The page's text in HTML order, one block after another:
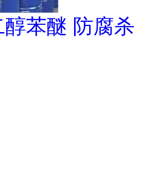
苯醚 防腐杀